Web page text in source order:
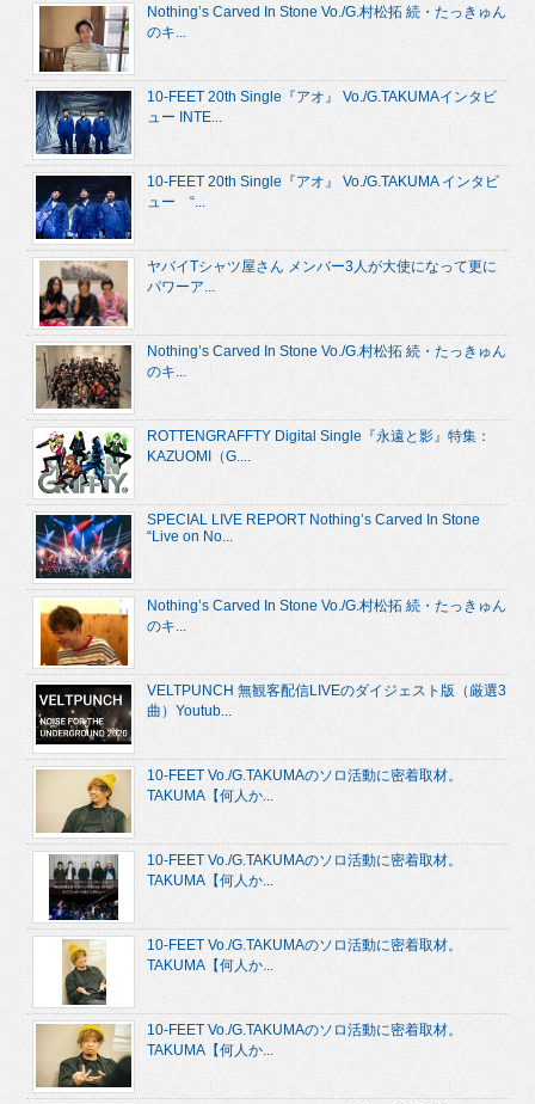
Nothing’s Carved In Stone Vo./G.村松拓 続・たっきゅん
のキ...
10-FEET 20th Single『アオ』 Vo./G.TAKUMAインタビ
ュー INTE...
10-FEET 20th Single『アオ』 Vo./G.TAKUMA インタビ
ュー “...
ヤバイTシャツ屋さん メンバー3人が大使になって更に
パワーア...
Nothing’s Carved In Stone Vo./G.村松拓 続・たっきゅん
のキ...
ROTTENGRAFFTY Digital Single『永遠と影』特集：
KAZUOMI（G....
SPECIAL LIVE REPORT Nothing’s Carved In Stone
“Live on No...
Nothing’s Carved In Stone Vo./G.村松拓 続・たっきゅん
のキ...
VELTPUNCH 無観客配信LIVEのダイジェスト版（厳選3
曲）Youtub...
10-FEET Vo./G.TAKUMAのソロ活動に密着取材。
TAKUMA【何人か...
10-FEET Vo./G.TAKUMAのソロ活動に密着取材。
TAKUMA【何人か...
10-FEET Vo./G.TAKUMAのソロ活動に密着取材。
TAKUMA【何人か...
10-FEET Vo./G.TAKUMAのソロ活動に密着取材。
TAKUMA【何人か...